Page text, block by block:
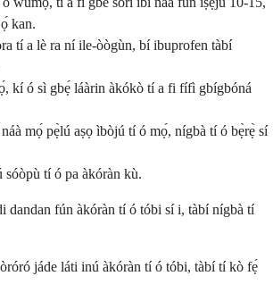
kan.
tí a lè ra ní ile-òògùn, bí ibuprofen tàbí
kí ó sì gbẹ́ láàrin àkókò tí a fi fífì gbígbóná
mọ́ pẹ̀lú aṣọ ìbòjú tí ó mọ́, nígbà tí ó bẹ̀rẹ̀ sí
tí ó pa àkóràn kù.
dandan fún àkóràn tí ó tóbi sí i, tàbí nígbà tí
jáde láti inú àkóràn tí ó tóbi, tàbí tí kò fẹ́